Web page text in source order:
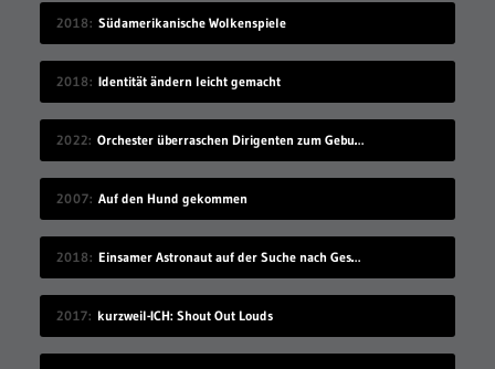
2018 Südamerikanische Wolkenspiele
2018 Identität ändern leicht gemacht
2022 Orchester überraschen Dirigenten zum Geburtstag
2007 Auf den Hund gekommen
2018 Einsamer Astronaut auf der Suche nach Gesellschaft
2017 kurzweil-ICH: Shout Out Louds